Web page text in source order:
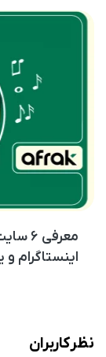
اینستاگرام
نظر کاربران